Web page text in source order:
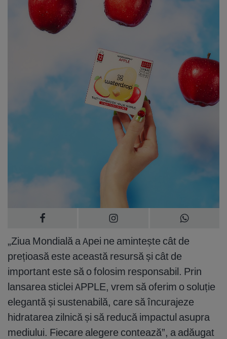
„Ziua Mondială a Apei ne amintește cât de
prețioasă este această resursă și cât de
important este să o folosim responsabil. Prin
lansarea sticlei APPLE, vrem să oferim o soluție
elegantă și sustenabilă, care să încurajeze
hidratarea zilnică și să reducă impactul asupra
mediului. Fiecare alegere contează”, a adăugat